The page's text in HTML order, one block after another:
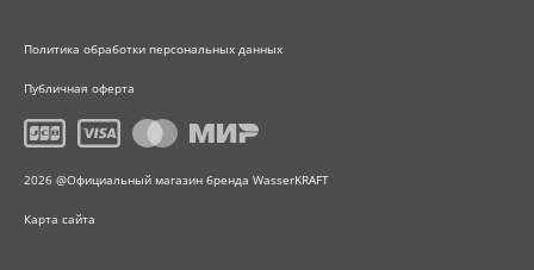
Политика обработки персональных данных
Публичная оферта
2026 @Официальный магазин бренда WasserKRAFT
Карта сайта